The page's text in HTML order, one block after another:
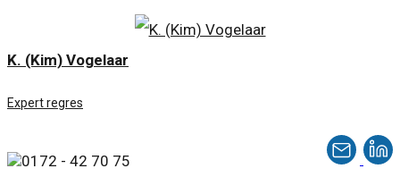
K. (Kim) Vogelaar
Expert regres
0172 - 42 70 75